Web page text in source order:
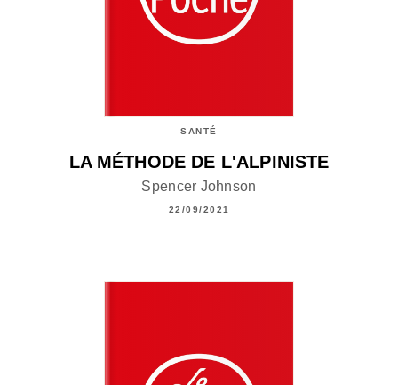
SANTÉ
LA MÉTHODE DE L'ALPINISTE
Spencer Johnson
22/09/2021